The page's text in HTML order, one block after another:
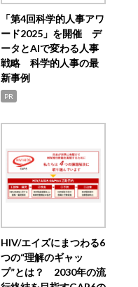
「第4回科学的人事アワ
ード2025」を開催 デ
ータとAIで変わる人事
戦略 科学的人事の最
新事例
PR
HIV/エイズにまつわる6
つの“理解のギャッ
プ”とは？ 2030年の流